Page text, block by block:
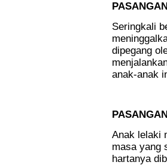
Seringkali
dipegang
anak-anak
Anak lelaki
masa yang
hartanya